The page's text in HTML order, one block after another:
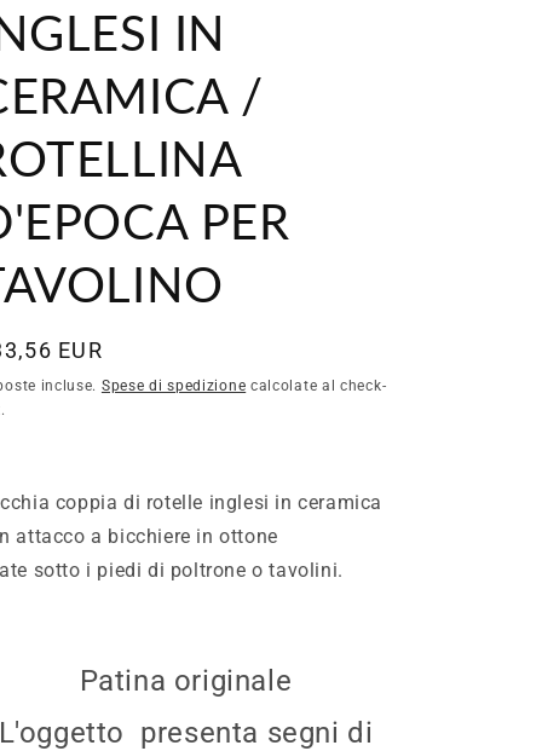
IN
/
PER
EUR
incluse. Spese di spedizione calcolate al check-
coppia di rotelle inglesi in ceramica
attacco a bicchiere in ottone
sotto i piedi di poltrone o tavolini.
Patina originale
L'oggetto presenta segni di